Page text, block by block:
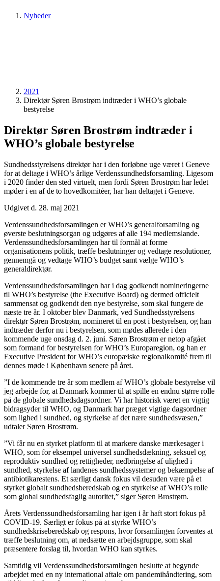
Nyheder
2021
Direktør Søren Brostrøm indtræder i WHO’s globale
bestyrelse
Direktør Søren Brostrøm indtræder i
WHO’s globale bestyrelse
Sundhedsstyrelsens direktør har i den forløbne uge været i Geneve
for at deltage i WHO’s årlige Verdenssundhedsforsamling. Ligesom
i 2020 finder den sted virtuelt, men fordi Søren Brostrøm har ledet
møder i en af de to hovedkomitéer, har han deltaget i Geneve.
Udgivet d. 28. maj 2021
Verdenssundheds­forsamlingen er WHO’s generalforsamling og
øverste beslutningsorgan og udgøres af alle 194 medlemslande.
Verdenssundhedsforsamlingen har til formål at forme
organisationens politik, træffe beslutninger og vedtage resolutioner,
gennemgå og vedtage WHO’s budget samt vælge WHO’s
generaldirektør.
Verdenssundhedsforsamlingen har i dag godkendt nomineringerne
til WHO’s bestyrelse (the Executive Board) og dermed officielt
sammensat og godkendt den nye bestyrelse, som skal fungere de
næste tre år. I oktober blev Danmark, ved Sundhedsstyrelsens
direktør Søren Brostrøm, nomineret til en post i bestyrelsen, og han
indtræder derfor nu i bestyrelsen, som mødes allerede i den
kommende uge onsdag d. 2. juni. Søren Brostrøm er netop afgået
som formand for bestyrelsen for WHO’s Europaregion, og han er
Executive President for WHO’s europæiske regionalkomité frem til
dennes møde i København senere på året.
”I de kommende tre år som medlem af WHO’s globale bestyrelse vil
jeg arbejde for, at Danmark kommer til at spille en endnu større rolle
på de globale sundhedsdagsordner. Vi har historisk været en vigtig
bidragsyder til WHO, og Danmark har præget vigtige dagsordner
som lighed i sundhed, og styrkelse af det nære sundhedsvæsen,”
udtaler Søren Brostrøm.
”Vi får nu en styrket platform til at markere danske mærkesager i
WHO, som for eksempel universel sundhedsdækning, seksuel og
reproduktiv sundhed og rettigheder, nedbringelse af ulighed i
sundhed, styrkelse af landenes sundhedssystemer og bekæmpelse af
antibiotikarestens. Et særligt dansk fokus vil desuden være på et
styrket globalt sundhedsberedskab og en styrkelse af WHO’s rolle
som global sundhedsfaglig autoritet,” siger Søren Brostrøm.
Årets Verdenssundhedsforsamling har igen i år haft stort fokus på
COVID-19. Særligt er fokus på at styrke WHO’s
sundhedskriseberedskab og respons, hvor forsamlingen forventes at
træffe beslutning om, at nedsætte en arbejdsgruppe, som skal
præsentere forslag til, hvordan WHO kan styrkes.
Samtidig vil Verdenssundhedsforsamlingen beslutte at begynde
arbejdet med en ny international aftale om pandemihåndtering, som